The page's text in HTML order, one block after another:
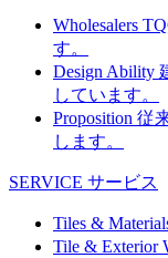
Wholesalers
す。
Design Ability
しています。
Proposition 従
します。
SERVICE サービス
Tiles &
Tile & Exterior